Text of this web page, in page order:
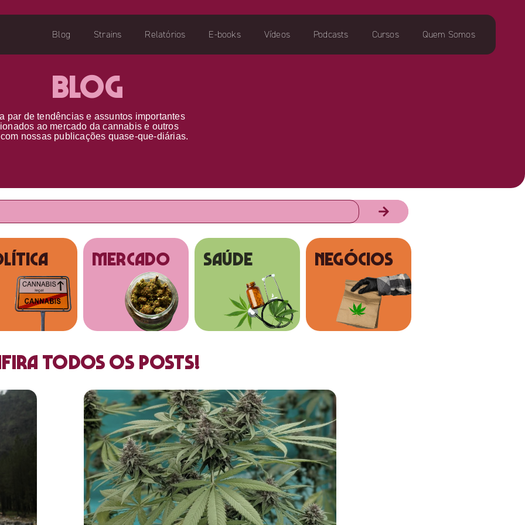
Blog Strains Relatórios E-books Vídeos Podcasts Cursos Quem Somos
Blog
par detendências e assuntos importantes
ao mercado da cannabis e outros
com nossas publicações quase-que-diárias.
MERCADO SAÚDE NEGÓCIOS
todos os posts!